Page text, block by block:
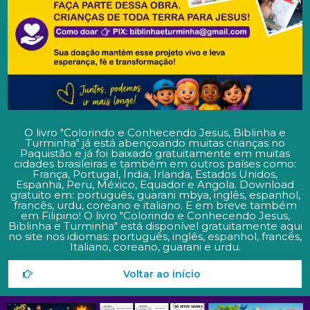
O livro "Colorindo e Conhecendo Jesus, Biblinha e
Turminha" já está abençoando muitas crianças no
Paquistão e já foi baixado gratuitamente em muitas
cidades brasileiras e também em outros países como:
França, Portugal, Índia, Irlanda, Estados Unidos,
Espanha, Peru, México, Equador e Angola. Download
gratuito em: português, guarani mbya, inglês, espanhol,
francês, urdu, coreano e italiano. E em breve também
em Filipino! O livro "Colorindo e Conhecendo Jesus,
Biblinha e Turminha" está disponível gratuitamente aqui
no site nos idiomas: português, inglês, espanhol, francês,
Italiano, coreano, guarani e urdu.
Voltar ao início